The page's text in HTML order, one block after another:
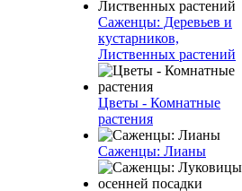
Саженцы: Деревьев и
кустарников,
Лиственных растений
Цветы - Комнатные
растения
Саженцы: Лианы